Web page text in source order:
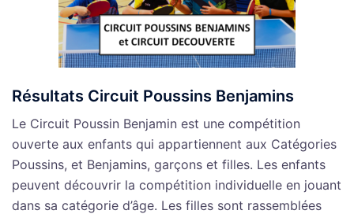
Résultats Circuit Poussins Benjamins
Le Circuit Poussin Benjamin est une compétition
ouverte aux enfants qui appartiennent aux Catégories
Poussins, et Benjamins, garçons et filles. Les enfants
peuvent découvrir la compétition individuelle en jouant
dans sa catégorie d’âge. Les filles sont rassemblées